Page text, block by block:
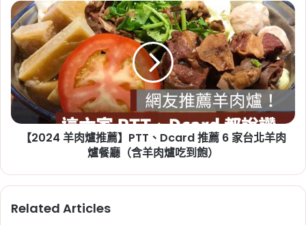
2026-07-20
新竹人注意！竹科旁將新增 838
戶社宅，「金城安居」預計
2029 年完工
Tag:新竹,新竹市,新竹縣,社會住宅,社會住宅
包
租
代
管
甘
苦
談
不
得
【2024
羊
肉
爐
推
薦】
PTT、
Dcard
推
羊
【2024 羊肉爐推薦】PTT、Dcard 推薦 6 家台北羊肉
爐餐廳（含羊肉爐吃到飽）
Related Articles